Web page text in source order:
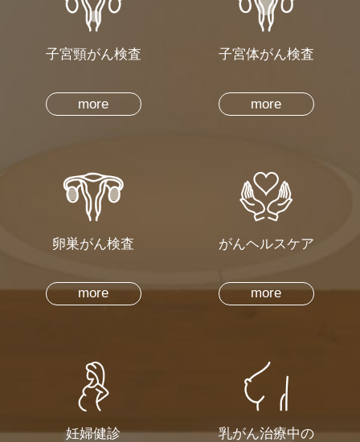
子宮頸がん検査
more
子宮体がん検査
more
卵巣がん検査
more
がんヘルスケア
more
妊婦健診
乳がん治療中の